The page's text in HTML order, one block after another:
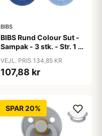
BIBS
BIBS Rund Colour Sut -
Sampak - 3 stk. - Str. 1 -
VEJL. PRIS 134,85 KR
107,88 kr
SPAR 20%